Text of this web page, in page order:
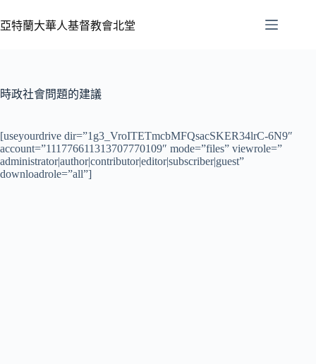
亞特蘭大華人基督教會北堂
時政社會問題的建議
[useyourdrive dir=”1g3_VroITETmcbMFQsacSKER34lrC-6N9″
account=”111776611313707770109″ mode=”files” viewrole=”
administrator|author|contributor|editor|subscriber|guest”
downloadrole=”all”]